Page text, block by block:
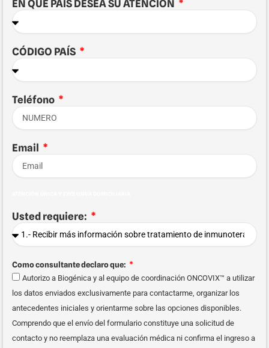
EN QUÉ PAÍS DESEA SU ATENCIÓN
CÓDIGO PAÍS
Teléfono
Email
Usted requiere:
Como consultante declaro que:
Autorizo a Biogénica y al equipo de coordinación ONCOVIX™ a utilizar
los datos enviados exclusivamente para contactarme, organizar los
antecedentes iniciales y orientarme sobre las opciones disponibles.
Comprendo que el envío del formulario constituye una solicitud de
contacto y no reemplaza una evaluación médica ni confirma el ingreso a